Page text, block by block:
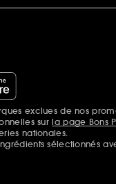
exclues de nos
surla page Bons
nationales.
sélectionnés